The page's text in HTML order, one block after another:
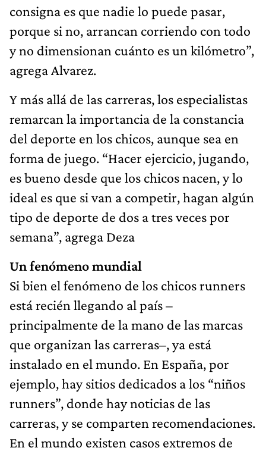
consigna es que nadie lo puede pasar,
porque si no, arrancan corriendo con todo
y no dimensionan cuánto es un kilómetro”,
agrega Alvarez.
Y más allá de las carreras, los especialistas
remarcan la importancia de la constancia
del deporte en los chicos, aunque sea en
forma de juego. “Hacer ejercicio, jugando,
es bueno desde que los chicos nacen, y lo
ideal es que si van a competir, hagan algún
tipo de deporte de dos a tres veces por
semana”, agrega Deza
Un fenómeno mundial
Si bien el fenómeno de los chicos runners
está recién llegando al país –
principalmente de la mano de las marcas
que organizan las carreras–, ya está
instalado en el mundo. En España, por
ejemplo, hay sitios dedicados a los “niños
runners”, donde hay noticias de las
carreras, y se comparten recomendaciones.
En el mundo existen casos extremos de